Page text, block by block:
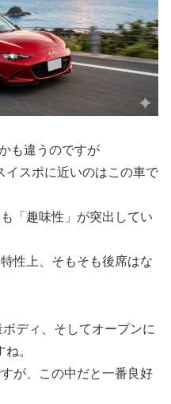
も違うのですが
イスポに近いのはこの車で
「趣味性」が突出してい
性上、そもそも後席はな
ディ、そしてオープンに
。
が、この中だと一番良好